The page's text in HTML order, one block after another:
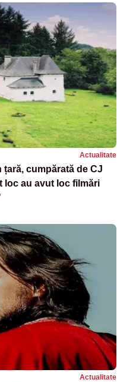
Actualitate
cumpărată de CJ
loc au avut loc filmări
Actualitate